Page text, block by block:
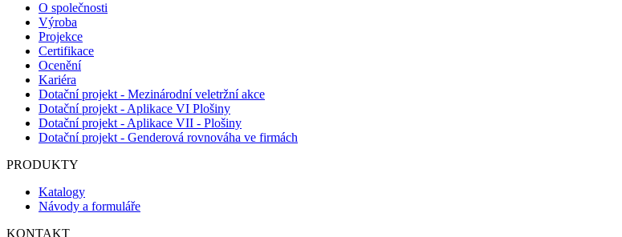
O společnosti
Výroba
Projekce
Certifikace
Ocenění
Kariéra
Dotační projekt - Mezinárodní veletržní akce
Dotační projekt - Aplikace VI Plošiny
Dotační projekt - Aplikace VII - Plošiny
Dotační projekt - Genderová rovnováha ve firmách
PRODUKTY
Katalogy
Návody a formuláře
KONTAKT